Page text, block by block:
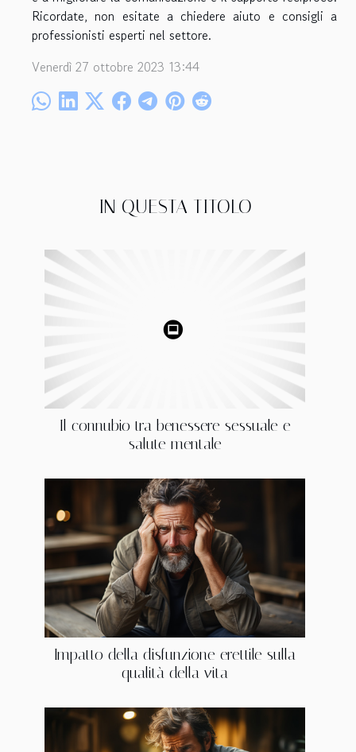
IN QUESTA TITOLO
Il connubio tra benessere sessuale e
salute mentale
Impatto della disfunzione erettile sulla
qualità della vita
Ricordate, non esitate a chiedere aiuto e consigli a
professionisti esperti nel settore.
Venerdì 27 ottobre 2023 13:44